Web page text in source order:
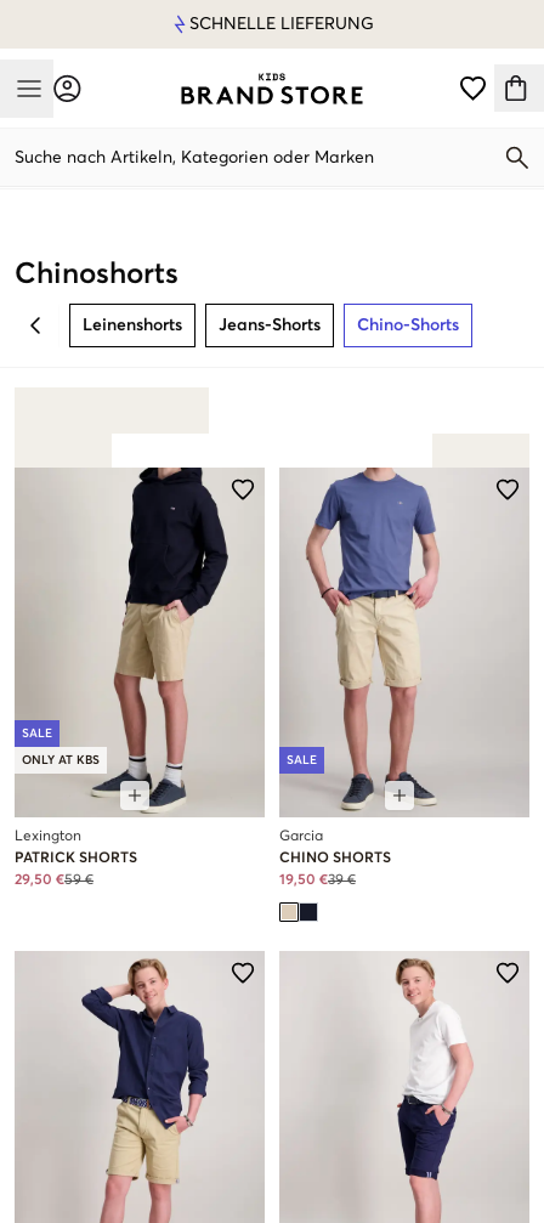
SCHNELLE LIEFERUNG
Mobile Menu
Suche nach Artikeln, Kategorien oder Marken
Chinoshorts
BACK Leinenshorts Jeans-Shorts Chino-Shorts
SALE
ONLY AT KBS
Lexington
PATRICK SHORTS
29,50 €59 €
SALE
Garcia
CHINO SHORTS
19,50 €39 €